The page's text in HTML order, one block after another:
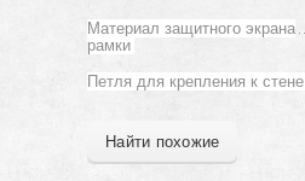
Материал защитного экрана
рамки
Петля для крепления к стене
Найти похожие